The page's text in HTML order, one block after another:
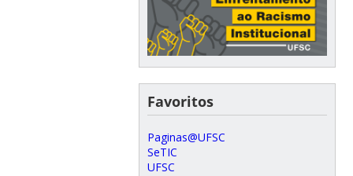
Favoritos
Paginas@UFSC
SeTIC
UFSC